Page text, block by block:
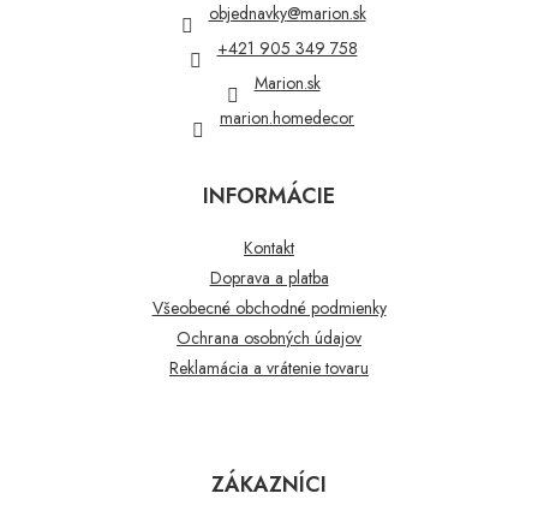
objednavky@marion.sk
+421 905 349 758
Marion.sk
marion.homedecor
INFORMÁCIE
Kontakt
Doprava a platba
Všeobecné obchodné podmienky
Ochrana osobných údajov
Reklamácia a vrátenie tovaru
ZÁKAZNÍCI